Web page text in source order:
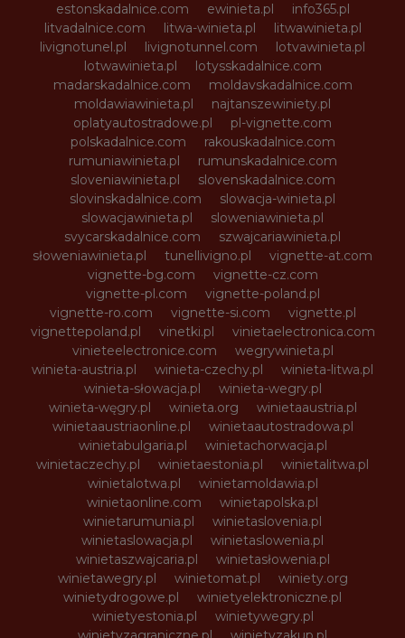
estonskadalnice.com
ewinieta.pl
info365.pl
litvadalnice.com
litwa-winieta.pl
litwawinieta.pl
livignotunel.pl
livignotunnel.com
lotvawinieta.pl
lotwawinieta.pl
lotysskadalnice.com
madarskadalnice.com
moldavskadalnice.com
moldawiawinieta.pl
najtanszewiniety.pl
oplatyautostradowe.pl
pl-vignette.com
polskadalnice.com
rakouskadalnice.com
rumuniawinieta.pl
rumunskadalnice.com
sloveniawinieta.pl
slovenskadalnice.com
slovinskadalnice.com
slowacja-winieta.pl
slowacjawinieta.pl
sloweniawinieta.pl
svycarskadalnice.com
szwajcariawinieta.pl
słoweniawinieta.pl
tunellivigno.pl
vignette-at.com
vignette-bg.com
vignette-cz.com
vignette-pl.com
vignette-poland.pl
vignette-ro.com
vignette-si.com
vignette.pl
vignettepoland.pl
vinetki.pl
vinietaelectronica.com
vinieteelectronice.com
wegrywinieta.pl
winieta-austria.pl
winieta-czechy.pl
winieta-litwa.pl
winieta-słowacja.pl
winieta-wegry.pl
winieta-węgry.pl
winieta.org
winietaaustria.pl
winietaaustriaonline.pl
winietaautostradowa.pl
winietabulgaria.pl
winietachorwacja.pl
winietaczechy.pl
winietaestonia.pl
winietalitwa.pl
winietalotwa.pl
winietamoldawia.pl
winietaonline.com
winietapolska.pl
winietarumunia.pl
winietaslovenia.pl
winietaslowacja.pl
winietaslowenia.pl
winietaszwajcaria.pl
winietasłowenia.pl
winietawegry.pl
winietomat.pl
winiety.org
winietydrogowe.pl
winietyelektroniczne.pl
winietyestonia.pl
winietywegry.pl